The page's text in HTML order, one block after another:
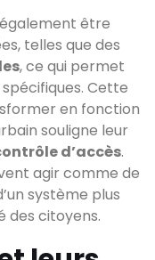
être
telles que des
, ce qui permet
Cette
en fonction
souligne leur
d’accès.
agir comme de
système plus
des citoyens.